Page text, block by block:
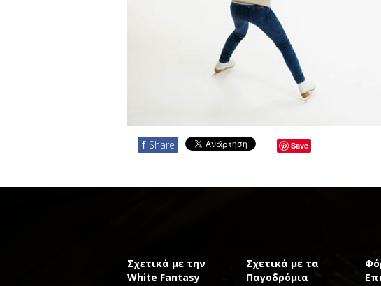
f Share Save
Σχετικά με την
White Fantasy
Σχετικά με τα
Παγοδρόμια